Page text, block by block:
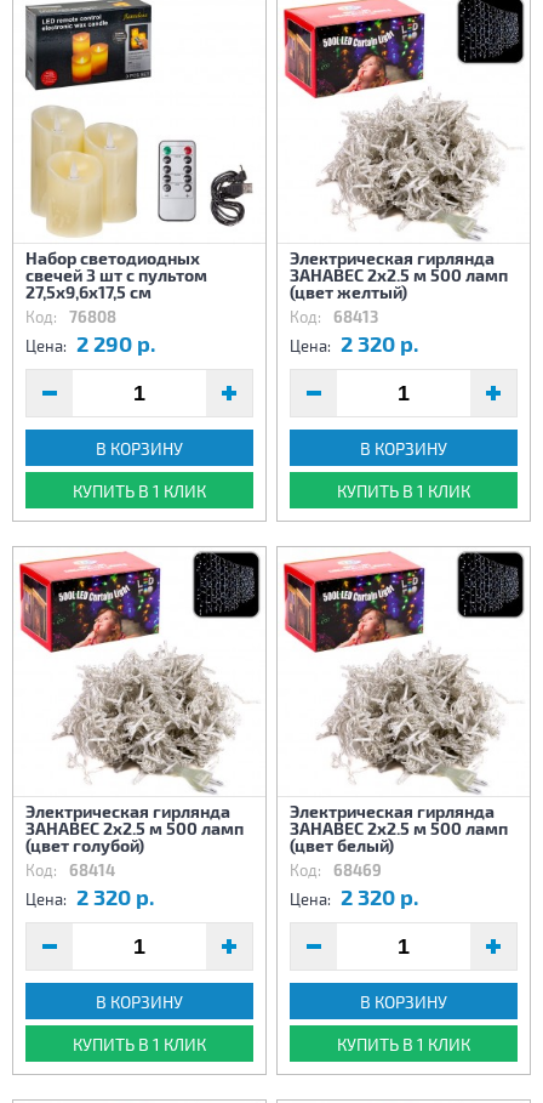
Набор светодиодных
свечей 3 шт с пультом
27,5х9,6х17,5 см
Код: 76808
Цена: 2 290 р.
В КОРЗИНУ
КУПИТЬ В 1 КЛИК
Электрическая гирлянда
ЗАНАВЕС 2х2.5 м 500 ламп
(цвет желтый)
Код: 68413
Цена: 2 320 р.
В КОРЗИНУ
КУПИТЬ В 1 КЛИК
Электрическая гирлянда
ЗАНАВЕС 2х2.5 м 500 ламп
(цвет голубой)
Код: 68414
Цена: 2 320 р.
В КОРЗИНУ
КУПИТЬ В 1 КЛИК
Электрическая гирлянда
ЗАНАВЕС 2х2.5 м 500 ламп
(цвет белый)
Код: 68469
Цена: 2 320 р.
В КОРЗИНУ
КУПИТЬ В 1 КЛИК